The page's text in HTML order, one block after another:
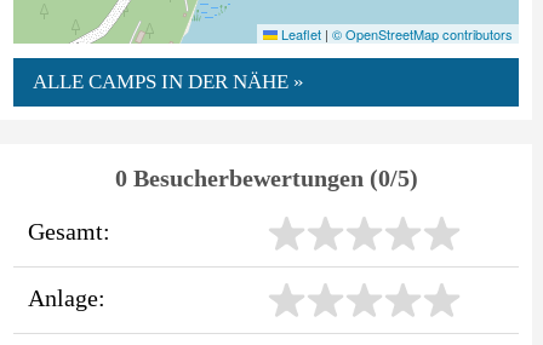
Leaflet | © OpenStreetMap contributors
ALLE CAMPS IN DER NÄHE »
0 Besucherbewertungen (0/5)
Gesamt:
Anlage: